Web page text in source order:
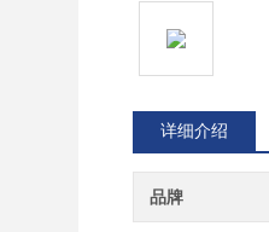
详细介绍
品牌